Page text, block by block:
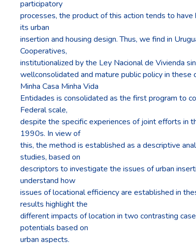
participatory
processes, the product of this action tends to have
its urban
insertion and housing design. Thus, we find in
Cooperatives,
institutionalized by the Ley Nacional de Vivienda
wellconsolidated and mature public policy in these
Minha Casa Minha Vida
Entidades is consolidated as the first program to
Federal scale,
despite the specific experiences of joint efforts in
1990s. In view of
this, the method is established as a descriptive
studies, based on
descriptors to investigate the issues of urban
understand how
issues of locational efficiency are established in
results highlight the
different impacts of location in two contrasting
potentials based on
urban aspects.